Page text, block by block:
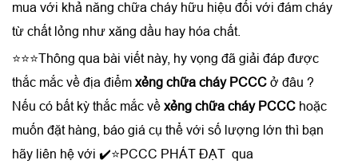
mua với khả năng chữa cháy hữu hiệu đối với đám cháy
từ chất lỏng như xăng dầu hay hóa chất.
⭐⭐⭐Thông qua bài viết này, hy vọng đã giải đáp được
thắc mắc về địa điểm xẻng chữa cháy PCCC ở đâu ?
Nếu có bất kỳ thắc mắc về xẻng chữa cháy PCCC hoặc
muốn đặt hàng, báo giá cụ thể với số lượng lớn thì bạn
hãy liên hệ với ✔️⭐PCCC PHÁT ĐẠT qua